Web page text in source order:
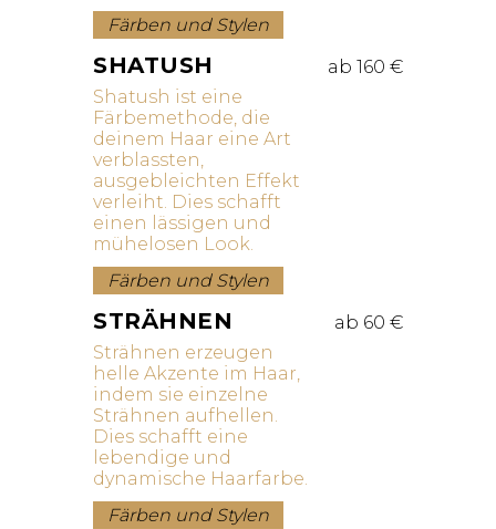
Färben und Stylen
SHATUSH
ab 160 €
Shatush ist eine
Färbemethode, die
deinem Haar eine Art
verblassten,
ausgebleichten Effekt
verleiht. Dies schafft
einen lässigen und
mühelosen Look.
Färben und Stylen
STRÄHNEN
ab 60 €
Strähnen erzeugen
helle Akzente im Haar,
indem sie einzelne
Strähnen aufhellen.
Dies schafft eine
lebendige und
dynamische Haarfarbe.
Färben und Stylen